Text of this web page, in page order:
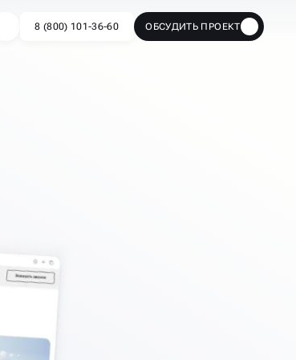
8 (800) 101-36-60 ОБСУДИТЬ ПРОЕКТ